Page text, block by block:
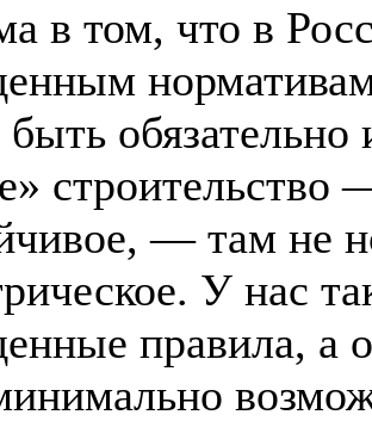
в том, что в
обязательно
— там не
У нас
правила, а